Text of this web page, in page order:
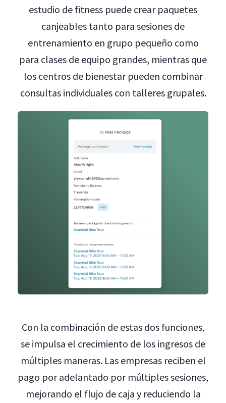
estudio de fitness puede crear paquetes
canjeables tanto para sesiones de
entrenamiento en grupo pequeño como
para clases de equipo grandes, mientras que
los centros de bienestar pueden combinar
consultas individuales con talleres grupales.
Con la combinación de estas dos funciones,
se impulsa el crecimiento de los ingresos de
múltiples maneras. Las empresas reciben el
pago por adelantado por múltiples sesiones,
mejorando el flujo de caja y reduciendo la